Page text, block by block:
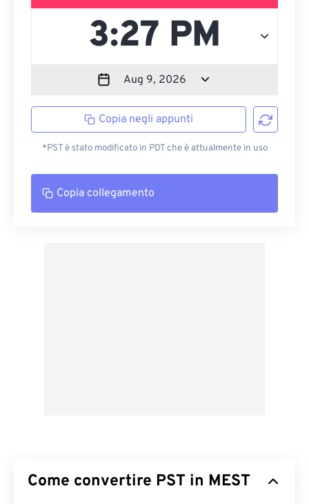
Copia negli appunti
*PST è stato modificato in PDT che è attualmente in uso
Copia collegamento
Come convertire PST in MEST